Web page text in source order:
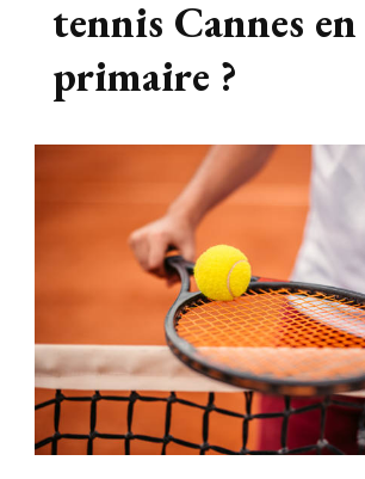
tennis Cannes en
primaire ?